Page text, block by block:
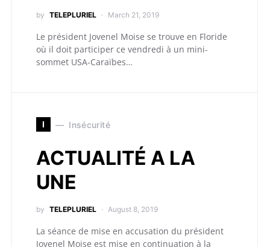
by TELEPLURIEL March 21, 2019
Le président Jovenel Moise se trouve en Floride
où il doit participer ce vendredi à un mini-
sommet USA-Caraïbes…
I Insécurité
ACTUALITÉ A LA
UNE
by TELEPLURIEL August 8, 2019
La séance de mise en accusation du président
Jovenel Moise est mise en continuation à la